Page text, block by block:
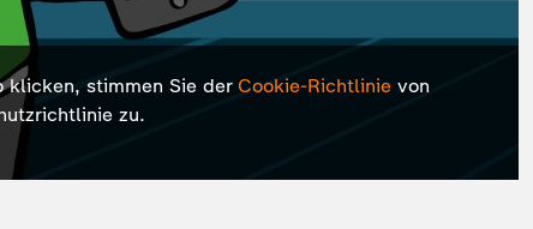
klicken, stimmen Sie der Cookie-Richtlinievon
zu.